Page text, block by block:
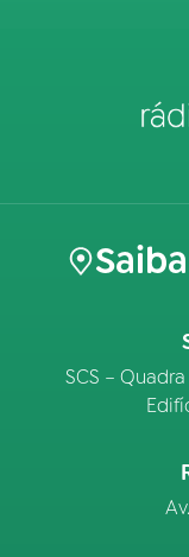
SCS –